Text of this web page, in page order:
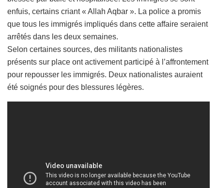
enfuis, certains criant « Allah Aqbar ». La police a promis
que tous les immigrés impliqués dans cette affaire seraient
arrêtés dans les deux semaines.
Selon certaines sources, des militants nationalistes
présents sur place ont activement participé à l’affrontement
pour repousser les immigrés. Deux nationalistes auraient
été soignés pour des blessures légères.